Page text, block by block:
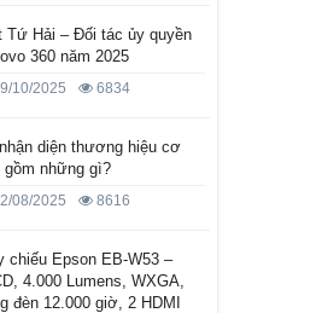
Tứ Hải – Đối tác ủy quyền
360 năm 2025
10/2025 6834
diện thương hiệu cơ
gồm những gì?
08/2025 8616
chiếu Epson EB-W53 –
4.000 Lumens, WXGA,
đèn 12.000 giờ, 2 HDMI